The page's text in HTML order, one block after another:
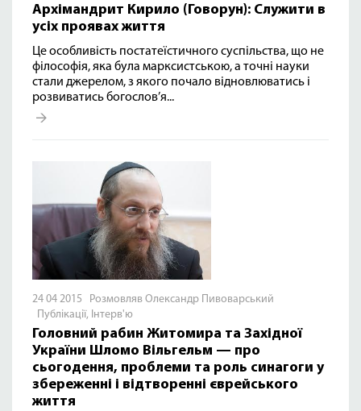
Архімандрит Кирило (Говорун): Служити в
усіх проявах життя
Це особливість постатеїстичного суспільства, що не
філософія, яка була марксистською, а точні науки
стали джерелом, з якого почало відновлюватись і
розвиватись богослов’я...
24 04 2015 Розмовляв Олександр Пивоварський
Публікації, Інтерв'ю
Головний рабин Житомира та Західної
України Шломо Вільгельм — про
сьогодення, проблеми та роль синагоги у
збереженні і відтворенні єврейського
життя